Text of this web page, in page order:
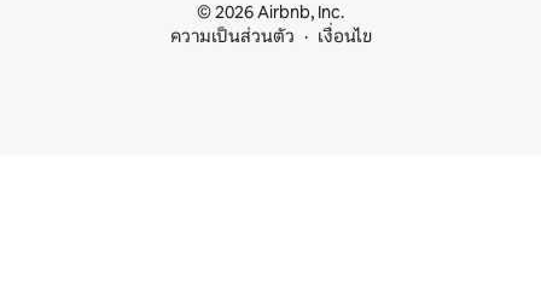
© 2026 Airbnb, Inc.
ความเป็นส่วนตัว
เงื่อนไข